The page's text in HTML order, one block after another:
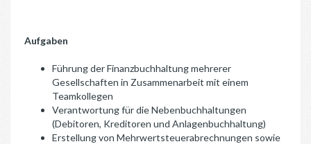
Aufgaben
Führung der Finanzbuchhaltung mehrerer
Gesellschaften in Zusammenarbeit mit einem
Teamkollegen
Verantwortung für die Nebenbuchhaltungen
(Debitoren, Kreditoren und Anlagenbuchhaltung)
Erstellung von Mehrwertsteuerabrechnungen sowie